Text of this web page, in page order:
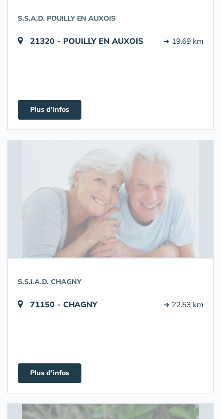
S.S.A.D. POUILLY EN AUXOIS
21320 - POUILLY EN AUXOIS ➔ 19.69 km
Plus d'infos
S.S.I.A.D. CHAGNY
71150 - CHAGNY ➔ 22.53 km
Plus d'infos